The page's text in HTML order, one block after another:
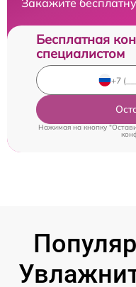
Закажите
Бесплатная
специалистом
Нажимая на кнопку